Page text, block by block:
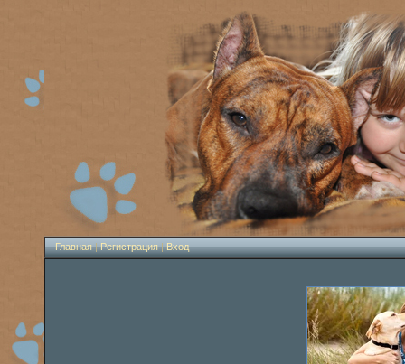
Главная|Регистрация|Вход